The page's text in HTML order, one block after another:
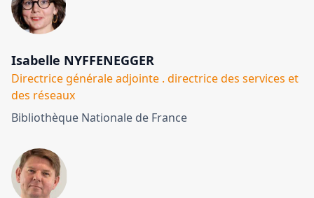
Isabelle NYFFENEGGER
Directrice générale adjointe . directrice des services et
des réseaux
Bibliothèque Nationale de France